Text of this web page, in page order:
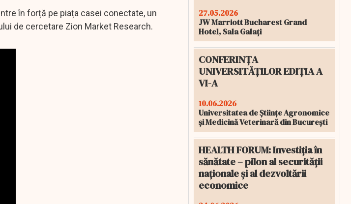
în forță pe piața casei conectate, un
de cercetare Zion Market Research.
27.05.2026
JW Marriott Bucharest Grand
Hotel, Sala Galați
CONFERINȚA
UNIVERSITĂȚILOR EDIȚIA A
VI-A
10.06.2026
Universitatea de Științe Agronomice
și Medicină Veterinară din București
HEALTH FORUM: Investiția în
sănătate – pilon al securității
naționale și al dezvoltării
economice